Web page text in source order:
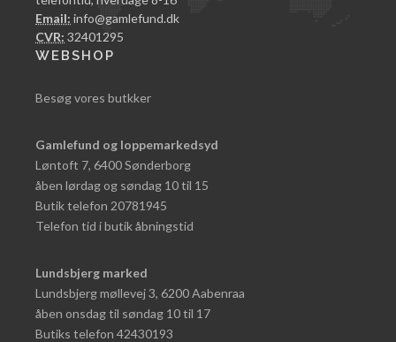
Email: info@gamlefund.dk
CVR: 32401295
WEBSHOP
Besøg vores butkker
Gamlefund og loppemarkedsyd
Løntoft 7, 6400 Sønderborg
åben lørdag og søndag 10 til 15
Butik telefon 20781945
Telefon tid i butik åbningstid
Lundsbjerg marked
Lundsbjerg møllevej 3, 6200 Aabenraa
åben onsdag til søndag 10 til 17
Butiks telefon 42430193